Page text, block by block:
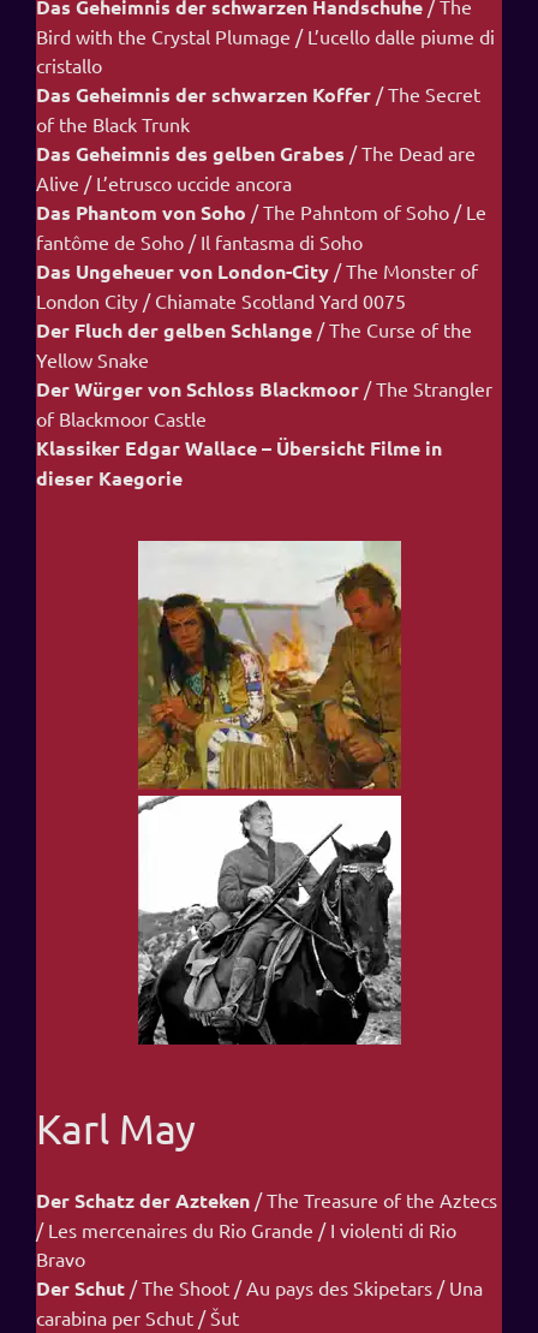
Das Geheimnis der schwarzen Handschuhe/ The
Bird with the Crystal Plumage / L’ucello dalle piume di
cristallo
Das Geheimnis der schwarzen Koffer/ The Secret
of the Black Trunk
Das Geheimnis des gelben Grabes / The Dead are
Alive / L’etrusco uccide ancora
Das Phantom von Soho / The Pahntom of Soho / Le
fantôme de Soho / Il fantasma di Soho
Das Ungeheuer von London-City/ The Monster of
London City / Chiamate Scotland Yard 0075
Der Fluch der gelben Schlange/ The Curse of the
Yellow Snake
Der Würger von Schloss Blackmoor/ The Strangler
of Blackmoor Castle
Klassiker Edgar Wallace – Übersicht Filme in
dieser Kaegorie
Karl May
Der Schatz der Azteken/ The Treasure of the Aztecs
/ Les mercenaires du Rio Grande / I violenti di Rio
Bravo
Der Schut/ The Shoot / Au pays des Skipetars / Una
carabina per Schut / Šut